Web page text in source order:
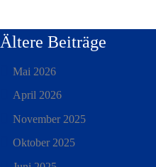
Ältere Beiträge
Mai 2026
April 2026
November 2025
Oktober 2025